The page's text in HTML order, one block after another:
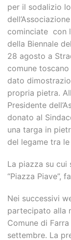
per il sodalizio
cominciate con
della Biennale
28 agosto a
comune
dato
propria pietra.
Presidente
donato al
una targa in
del legame tra
La piazza su cui
“Piazza Piave”,
Nei successivi
partecipato alla
Comune di
settembre. La